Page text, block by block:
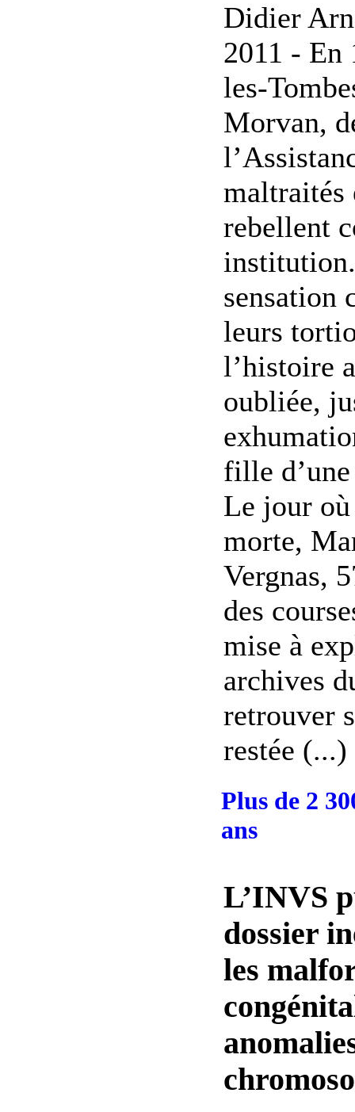
Didier
2011 - En
les-
Morvan,
maltraités
rebellent
sensation
leurs
l’histoire
oubliée,
fille
Le jour où
morte,
Vergnas,
des
mise à
archives
retrouver
restée (...)
Plus de 2
ans
L’INVS
dossier
les